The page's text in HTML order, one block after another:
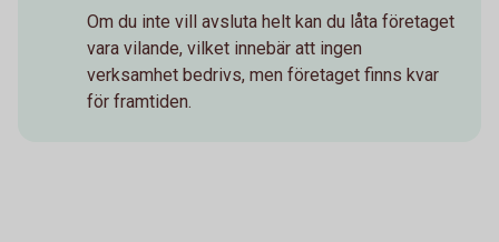
Om du inte vill avsluta helt kan du låta företaget
vara vilande, vilket innebär att ingen
verksamhet bedrivs, men företaget finns kvar
för framtiden.